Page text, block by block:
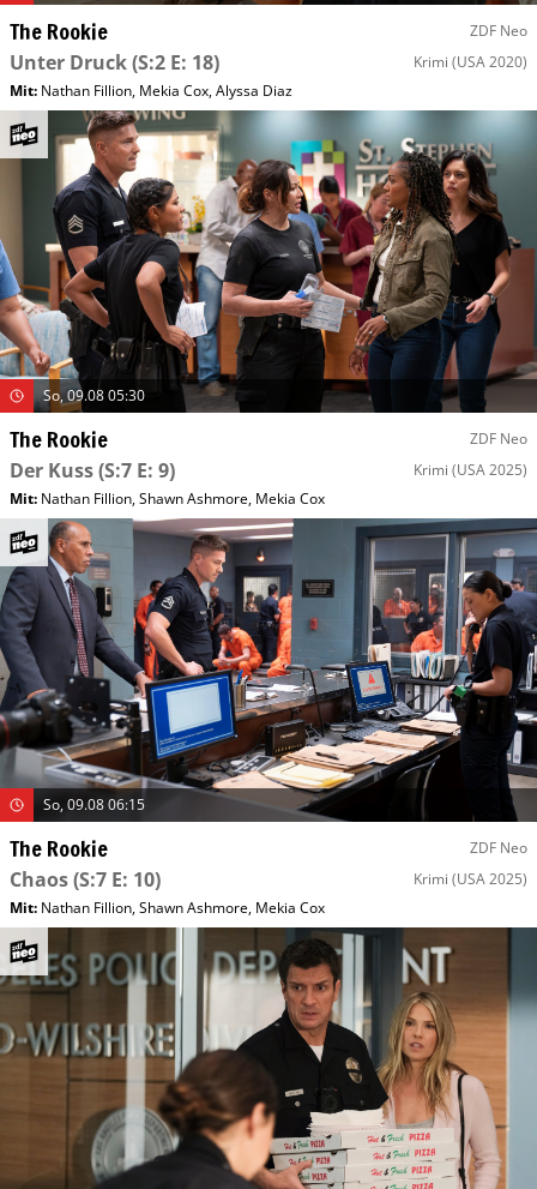
The Rookie ZDF Neo
Unter Druck(S:2 E: 18) Krimi (USA 2020)
Mit: Nathan Fillion, Mekia Cox,Alyssa Diaz
So, 09.08 05:30
The Rookie ZDF Neo
Der Kuss(S:7 E: 9) Krimi (USA 2025)
Mit: Nathan Fillion,Shawn Ashmore, Mekia Cox
So, 09.08 06:15
The Rookie ZDF Neo
Chaos(S:7 E: 10) Krimi (USA 2025)
Mit: Nathan Fillion,Shawn Ashmore, Mekia Cox